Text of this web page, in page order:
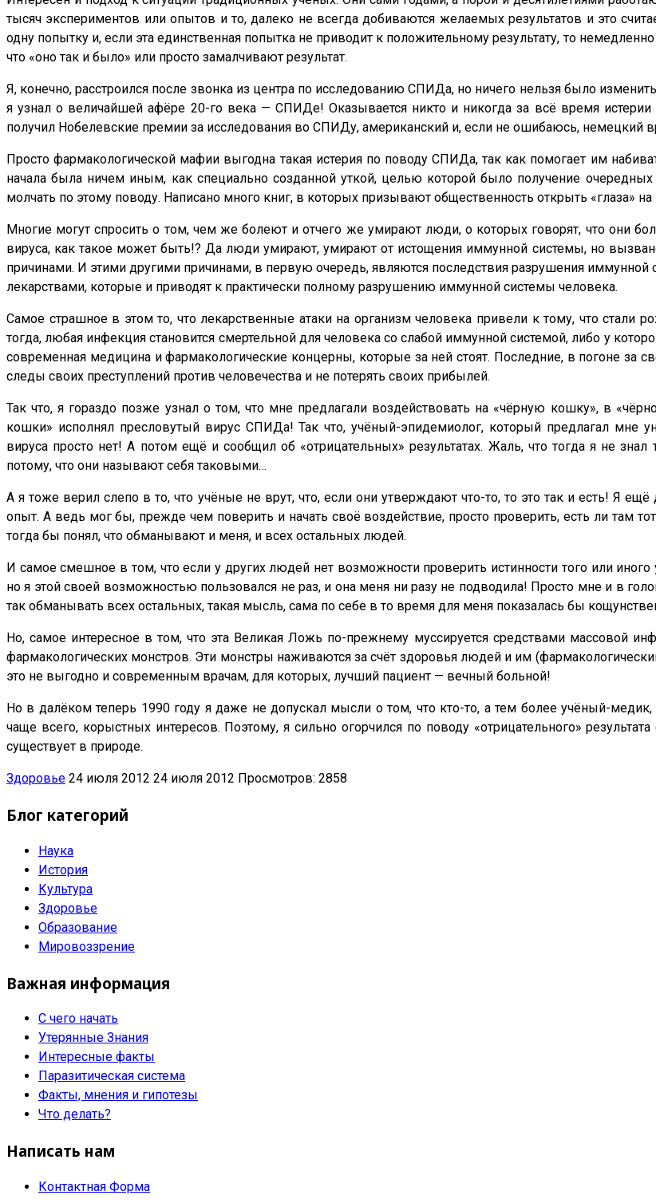
тысяч экспериментов или опытов и то, далеко не всегда добиваются желаемых результатов и это
одну попытку и, если эта единственная попытка не приводит к положительному результату, то
что «оно так и было» или просто замалчивают результат.
Я, конечно, расстроился после звонка из центра по исследованию СПИДа, но ничего нельзя было
я узнал о величайшей афёре 20-го века — СПИДе! Оказывается никто и никогда за всё время
получил Нобелевские премии за исследования во СПИДу, американский и, если не ошибаюсь, немецкий
Просто фармакологической мафии выгодна такая истерия по поводу СПИДа, так как помогает им
начала была ничем иным, как специально созданной уткой, целью которой было получение
молчать по этому поводу. Написано много книг, в которых призывают общественность открыть «глаза»
Многие могут спросить о том, чем же болеют и отчего же умирают люди, о которых говорят, что
вируса, как такое может быть!? Да люди умирают, умирают от истощения иммунной системы, но
причинами. И этими другими причинами, в первую очередь, являются последствия разрушения
лекарствами, которые и приводят к практически полному разрушению иммунной системы человека.
Самое страшное в этом то, что лекарственные атаки на организм человека привели к тому, что стали
тогда, любая инфекция становится смертельной для человека со слабой иммунной системой, либо у
современная медицина и фармакологические концерны, которые за ней стоят. Последние, в погоне
следы своих преступлений против человечества и не потерять своих прибылей.
Так что, я гораздо позже узнал о том, что мне предлагали воздействовать на «чёрную кошку», в
кошки» исполнял пресловутый вирус СПИДа! Так что, учёный-эпидемиолог, который предлагал мне
вируса просто нет! А потом ещё и сообщил об «отрицательных» результатах. Жаль, что тогда я не
потому, что они называют себя таковыми…
А я тоже верил слепо в то, что учёные не врут, что, если они утверждают что-то, то это так и есть! Я
опыт. А ведь мог бы, прежде чем поверить и начать своё воздействие, просто проверить, есть ли там
тогда бы понял, что обманывают и меня, и всех остальных людей.
И самое смешное в том, что если у других людей нет возможности проверить истинности того или
но я этой своей возможностью пользовался не раз, и она меня ни разу не подводила! Просто мне и в
так обманывать всех остальных, такая мысль, сама по себе в то время для меня показалась бы
Но, самое интересное в том, что эта Великая Ложь по-прежнему муссируется средствами массовой
фармакологических монстров. Эти монстры наживаются за счёт здоровья людей и им
это не выгодно и современным врачам, для которых, лучший пациент — вечный больной!
Но в далёком теперь 1990 году я даже не допускал мысли о том, что кто-то, а тем более учёный-
чаще всего, корыстных интересов. Поэтому, я сильно огорчился по поводу «отрицательного»
существует в природе.
Здоровье 24 июля 2012 24 июля 2012 Просмотров: 2858
Блог категорий
Наука
История
Культура
Здоровье
Образование
Мировоззрение
Важная информация
С чего начать
Утерянные Знания
Интересные факты
Паразитическая система
Факты, мнения и гипотезы
Что делать?
Написать нам
Контактная Форма